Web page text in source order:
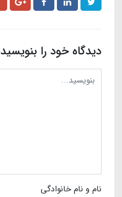
دیدگاه خود را بنویسید
نام و نام خانوادگی